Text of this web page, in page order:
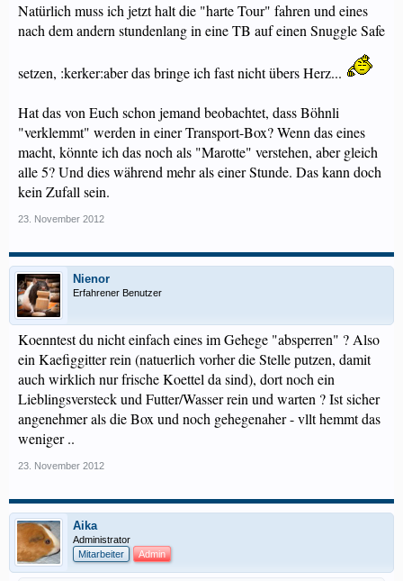
Natürlich muss ich jetzt halt die "harte Tour" fahren und eines
nach dem andern stundenlang in eine TB auf einen Snuggle Safe
setzen, :kerker:aber das bringe ich fast nicht übers Herz...
Hat das von Euch schon jemand beobachtet, dass Böhnli
"verklemmt" werden in einer Transport-Box? Wenn das eines
macht, könnte ich das noch als "Marotte" verstehen, aber gleich
alle 5? Und dies während mehr als einer Stunde. Das kann doch
kein Zufall sein.
23. November 2012
Nienor
Erfahrener Benutzer
Koenntest du nicht einfach eines im Gehege "absperren" ? Also
ein Kaefiggitter rein (natuerlich vorher die Stelle putzen, damit
auch wirklich nur frische Koettel da sind), dort noch ein
Lieblingsversteck und Futter/Wasser rein und warten ? Ist sicher
angenehmer als die Box und noch gehegenaher - vllt hemmt das
weniger ..
23. November 2012
Aika
Administrator
Mitarbeiter
Admin